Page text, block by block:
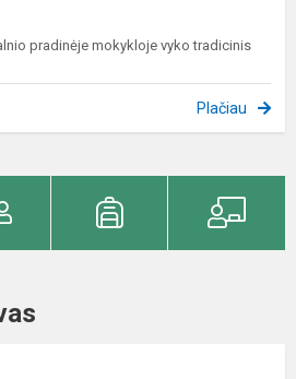
pradinėje mokykloje vyko tradicinis
Plačiau